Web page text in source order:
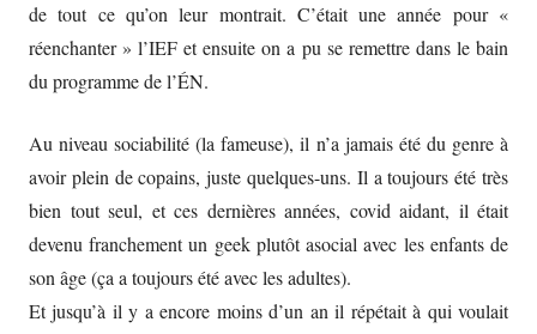
de tout ce qu’on leur montrait. C’était une année pour «
réenchanter » l’IEF et ensuite on a pu se remettre dans le bain
du programme de l’ÉN.
Au niveau sociabilité (la fameuse), il n’a jamais été du genre à
avoir plein de copains, juste quelques-uns. Il a toujours été très
bien tout seul, et ces dernières années, covid aidant, il était
devenu franchement un geek plutôt asocial avec les enfants de
son âge (ça a toujours été avec les adultes).
Et jusqu’à il y a encore moins d’un an il répétait à qui voulait